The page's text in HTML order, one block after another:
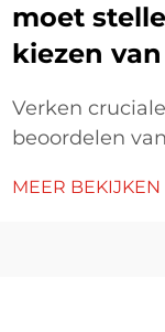
moet
kiezen
Verken
beoordelen van
MEER BEKIJKEN